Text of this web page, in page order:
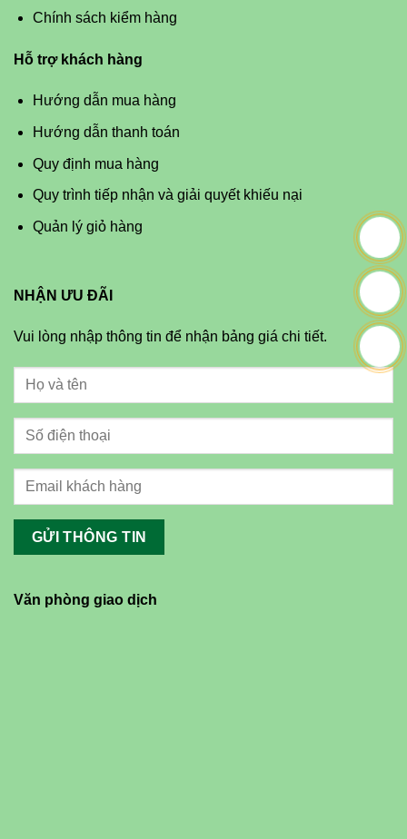
Chính sách kiểm hàng
Hỗ trợ khách hàng
Hướng dẫn mua hàng
Hướng dẫn thanh toán
Quy định mua hàng
Quy trình tiếp nhận và giải quyết khiếu nại
Quản lý giỏ hàng
NHẬN ƯU ĐÃI
Vui lòng nhập thông tin để nhận bảng giá chi tiết.
Văn phòng giao dịch